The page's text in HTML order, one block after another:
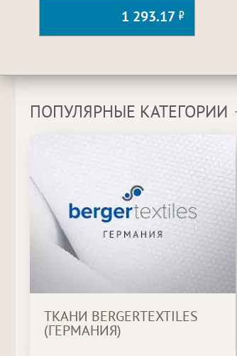
1 293.17
ПОПУЛЯРНЫЕ КАТЕГОРИИ
ТКАНИ BERGERTEXTILES
(ГЕРМАНИЯ)